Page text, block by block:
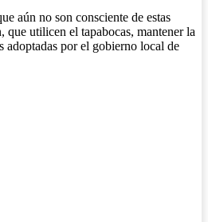
aún no son consciente de estas
que utilicen el tapabocas, mantener la
adoptadas por el gobierno local de